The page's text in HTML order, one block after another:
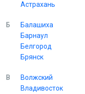
Астрахань
Б
Балашиха
Барнаул
Белгород
Брянск
В
Волжский
Владивосток